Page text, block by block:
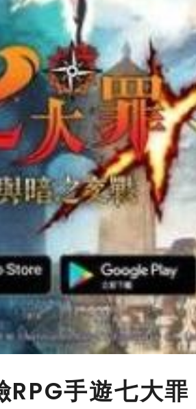
手遊七大